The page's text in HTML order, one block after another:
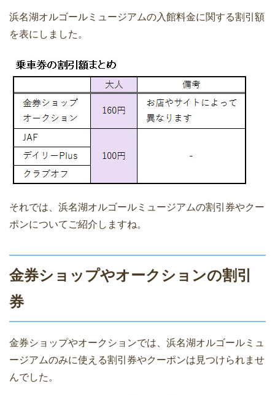
浜名湖オルゴールミュージアムの入館料金に関する割引額
を表にしました。
それでは、浜名湖オルゴールミュージアムの割引券やクー
ポンについてご紹介しますね。
金券ショップやオークションの割引
券
金券ショップやオークションでは、浜名湖オルゴールミュ
ージアムのみに使える割引券やクーポンは見つけられませ
んでした。